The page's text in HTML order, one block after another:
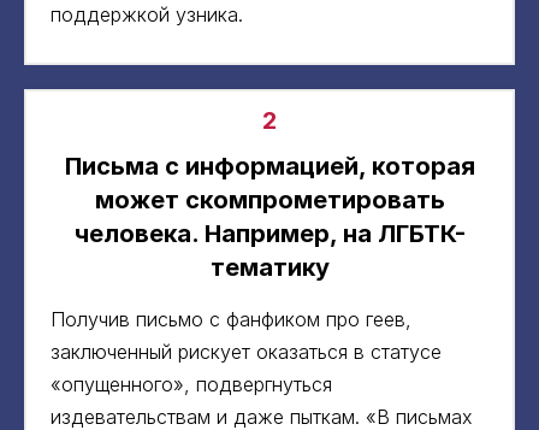
поддержкой узника.
2
Письма с информацией, которая
может скомпрометировать
человека. Например, на ЛГБТК-
тематику
Получив письмо с фанфиком про геев,
заключенный рискует оказаться в статусе
«опущенного», подвергнуться
издевательствам и даже пыткам. «В письмах